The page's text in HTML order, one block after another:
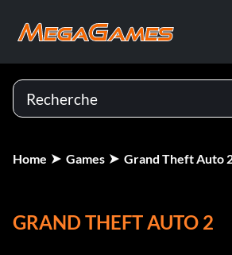
Home Games Grand Theft Auto
GRAND THEFT AUTO 2